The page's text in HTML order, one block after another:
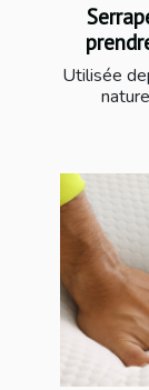
Utilisée